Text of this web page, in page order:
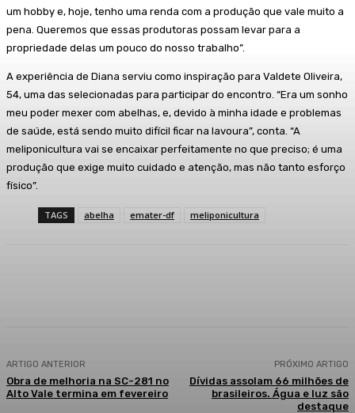
um hobby e, hoje, tenho uma renda com a produção que vale muito a
pena. Queremos que essas produtoras possam levar para a
propriedade delas um pouco do nosso trabalho”.
A experiência de Diana serviu como inspiração para Valdete Oliveira,
54, uma das selecionadas para participar do encontro. “Era um sonho
meu poder mexer com abelhas, e, devido à minha idade e problemas
de saúde, está sendo muito difícil ficar na lavoura”, conta. “A
meliponicultura vai se encaixar perfeitamente no que preciso; é uma
produção que exige muito cuidado e atenção, mas não tanto esforço
físico”.
TAGS abelha emater-df meliponicultura
ARTIGO ANTERIOR
Obra de melhoria na SC-281 no
Alto Vale termina em fevereiro
PRÓXIMO ARTIGO
Dívidas assolam 66 milhões de
brasileiros. Água e luz são
destaque